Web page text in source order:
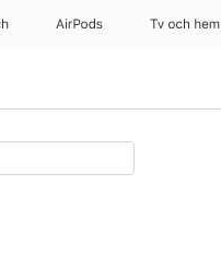
AirPods Tv och hem